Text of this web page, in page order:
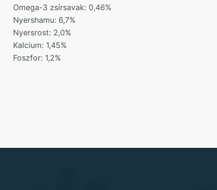
Omega-3 zsírsavak: 0,46%
Nyershamu: 6,7%
Nyersrost: 2,0%
Kalcium: 1,45%
Foszfor: 1,2%